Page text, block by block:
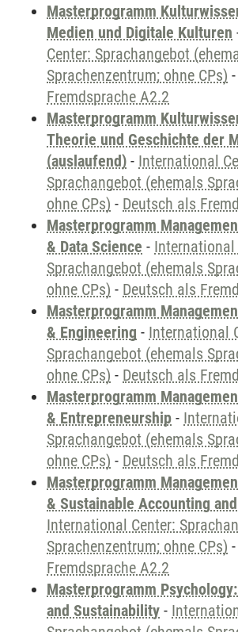
Masterprogramm
Medien und Digitale Kulturen
Center: Sprachangebot
Sprachenzentrum; ohne CPs) -
Fremdsprache A2.2
Masterprogramm
Theorie und Geschichte der
(auslaufend) - International
Sprachangebot (ehemals
ohne CPs) - Deutsch als
Masterprogramm
& Data Science - International
Sprachangebot (ehemals
ohne CPs) - Deutsch als
Masterprogramm
& Engineering - International
Sprachangebot (ehemals
ohne CPs) - Deutsch als
Masterprogramm
& Entrepreneurship -
Sprachangebot (ehemals
ohne CPs) - Deutsch als
Masterprogramm
& Sustainable Accounting
International Center:
Sprachenzentrum; ohne CPs) -
Fremdsprache A2.2
Masterprogramm
and Sustainability -